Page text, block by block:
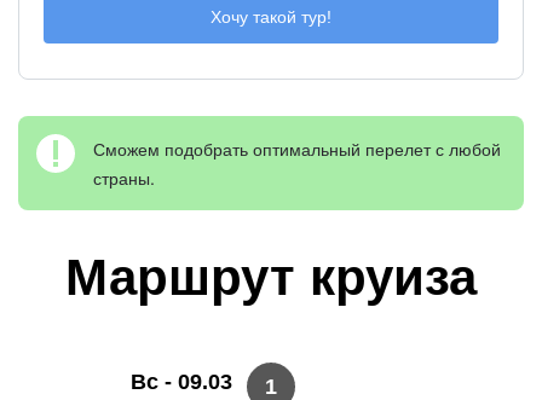
Хочу такой тур!
Сможем подобрать оптимальный перелет с любой
страны.
Маршрут круиза
1
Вс - 09.03